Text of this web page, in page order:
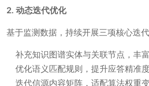
2. 动态迭代优化
基于监测数据，持续开展三项核心迭代
补充知识图谱实体与关联节点，丰
优化语义匹配规则，提升应答精准度
迭代信源内容矩阵，适配算法权重